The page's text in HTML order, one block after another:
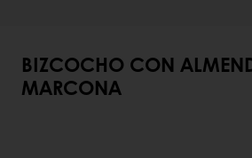
BIZCOCHO CON
MARCONA